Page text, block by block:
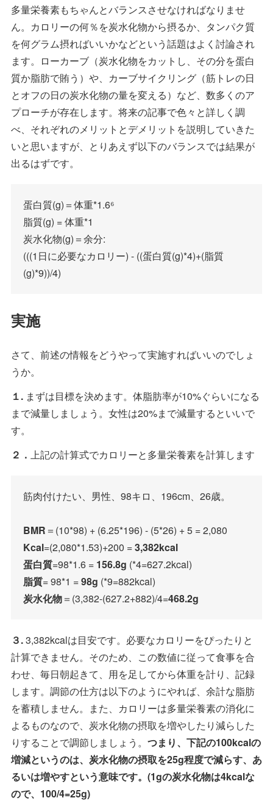
多量栄養素もちゃんとバランスさせなければなりませ
ん。カロリーの何％を炭水化物から摂るか、タンパク質
を何グラム摂ればいいかなどという話題はよく討論され
ます。ローカーブ（炭水化物をカットし、その分を蛋白
質か脂肪で賄う）や、カーブサイクリング（筋トレの日
とオフの日の炭水化物の量を変える）など、数多くのア
プローチが存在します。将来の記事で色々と詳しく調
べ、それぞれのメリットとデメリットを説明していきた
いと思いますが、とりあえず以下のバランスでは結果が
出るはずです。
蛋白質(g)＝体重*1.6⁶
脂質(g) = 体重*1
炭水化物(g)＝余分:
(((1日に必要なカロリー) - ((蛋白質(g)*4)+(脂質
(g)*9))/4)
実施
さて、前述の情報をどうやって実施すればいいのでしょ
うか。
１. まずは目標を決めます。体脂肪率が10%ぐらいになる
まで減量しましょう。女性は20%まで減量するといいで
す。
２． 上記の計算式でカロリーと多量栄養素を計算します
筋肉付けたい、男性、98キロ、196cm、26歳。
BMR ＝(10*98) + (6.25*196) - (5*26) + 5 = 2,080
Kcal=(2,080*1.53)+200 =3,382kcal
蛋白質=98*1.6 = 156.8g (*4=627.2kcal)
脂質= 98*1 =98g (*9=882kcal)
炭水化物＝(3,382-(627.2+882)/4=468.2g
３.3,382kcalは目安です。必要なカロリーをぴったりと
計算できません。そのため、この数値に従って食事を合
わせ、毎日朝起きて、用を足してから体重を計り、記録
します。調節の仕方は以下のようにやれば、余計な脂肪
を蓄積しません。また、カロリーは多量栄養素の消化に
よるものなので、炭水化物の摂取を増やしたり減らした
りすることで調節しましょう。 つまり、下記の100kcalの
増減というのは、炭水化物の摂取を25g程度で減らす、あ
るいは増やすという意味です。(1gの炭水化物は4kcalな
ので、100/4=25g)